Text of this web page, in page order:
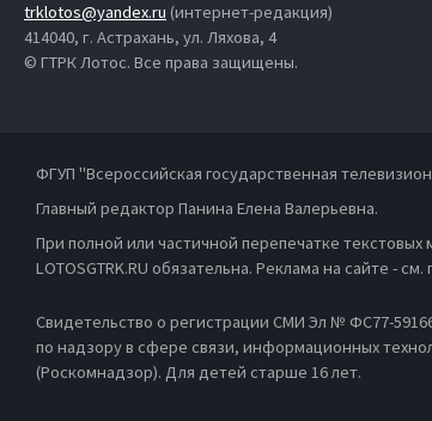
trklotos@yandex.ru (интернет-редакция)
414040, г. Астрахань, ул. Ляхова, 4
© ГТРК Лотос. Все права защищены.
ФГУП "Всероссийская государственная
Главный редактор Панина Елена Валерьевна.
При полной или частичной перепечатке
LOTOSGTRK.RU обязательна. Реклама на сайте -
Свидетельство о регистрации СМИ Эл № ФС77-
по надзору в сфере связи, информационных
(Роскомнадзор). Для детей старше 16 лет.